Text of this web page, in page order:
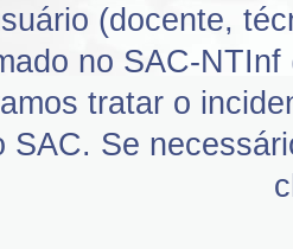
(docente,
no SAC-NTInf
tratar o
SAC. Se